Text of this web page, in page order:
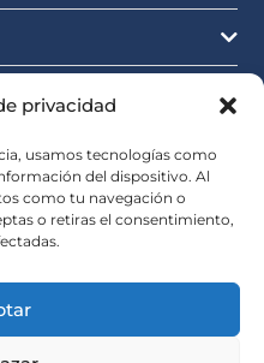
privacidad
usamos tecnologías como
del dispositivo. Al
como tu navegación o
o retiras el consentimiento,